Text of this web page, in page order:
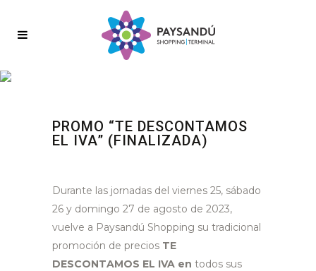
PROMO “TE DESCONTAMOS
EL IVA” (FINALIZADA)
Durante las jornadas del viernes 25, sábado
26 y domingo 27 de agosto de 2023,
vuelve a Paysandú Shopping su tradicional
promoción de precios TE
DESCONTAMOS EL IVA en todos sus